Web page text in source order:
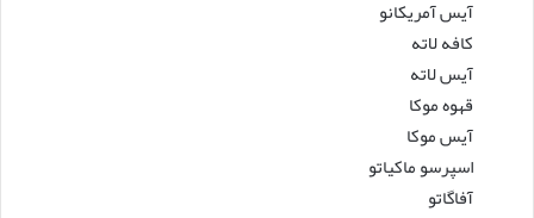
آیس آمریکانو
کافه لاته
آیس لاته
قهوه موکا
آیس موکا
اسپرسو ماکیاتو
آفاگاتو